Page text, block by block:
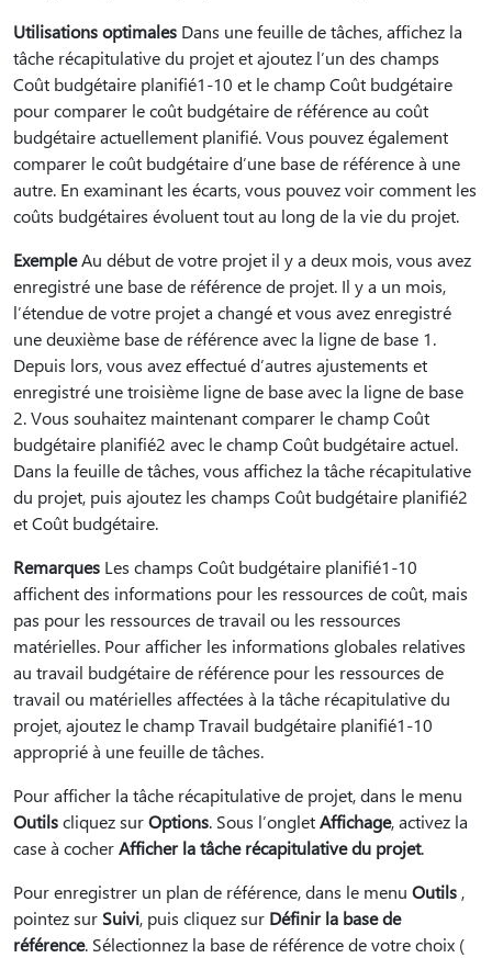
Utilisations optimales Dans une feuille de tâches, affichez la
tâche récapitulative du projet et ajoutez l’un des champs
Coût budgétaire planifié1-10 et le champ Coût budgétaire
pour comparer le coût budgétaire de référence au coût
budgétaire actuellement planifié. Vous pouvez également
comparer le coût budgétaire d’une base de référence à une
autre. En examinant les écarts, vous pouvez voir comment les
coûts budgétaires évoluent tout au long de la vie du projet.
ExempleAu début de votre projet il y a deux mois, vous avez
enregistré une base de référence de projet. Il y a un mois,
l’étendue de votre projet a changé et vous avez enregistré
une deuxième base de référence avec la ligne de base 1.
Depuis lors, vous avez effectué d’autres ajustements et
enregistré une troisième ligne de base avec la ligne de base
2. Vous souhaitez maintenant comparer le champ Coût
budgétaire planifié2 avec le champ Coût budgétaire actuel.
Dans la feuille de tâches, vous affichez la tâche récapitulative
du projet, puis ajoutez les champs Coût budgétaire planifié2
et Coût budgétaire.
Remarques Les champs Coût budgétaire planifié1-10
affichent des informations pour les ressources de coût, mais
pas pour les ressources de travail ou les ressources
matérielles. Pour afficher les informations globales relatives
au travail budgétaire de référence pour les ressources de
travail ou matérielles affectées à la tâche récapitulative du
projet, ajoutez le champ Travail budgétaire planifié1-10
approprié à une feuille de tâches.
Pour afficher la tâche récapitulative de projet, dans le menu
Outilscliquez surOptions. Sous l’ongletAffichage, activez la
case à cocherAfficher la tâche récapitulative du projet.
Pour enregistrer un plan de référence, dans le menu Outils ,
pointez sur Suivi, puis cliquez sur Définir la base de
référence. Sélectionnez la base de référence de votre choix (